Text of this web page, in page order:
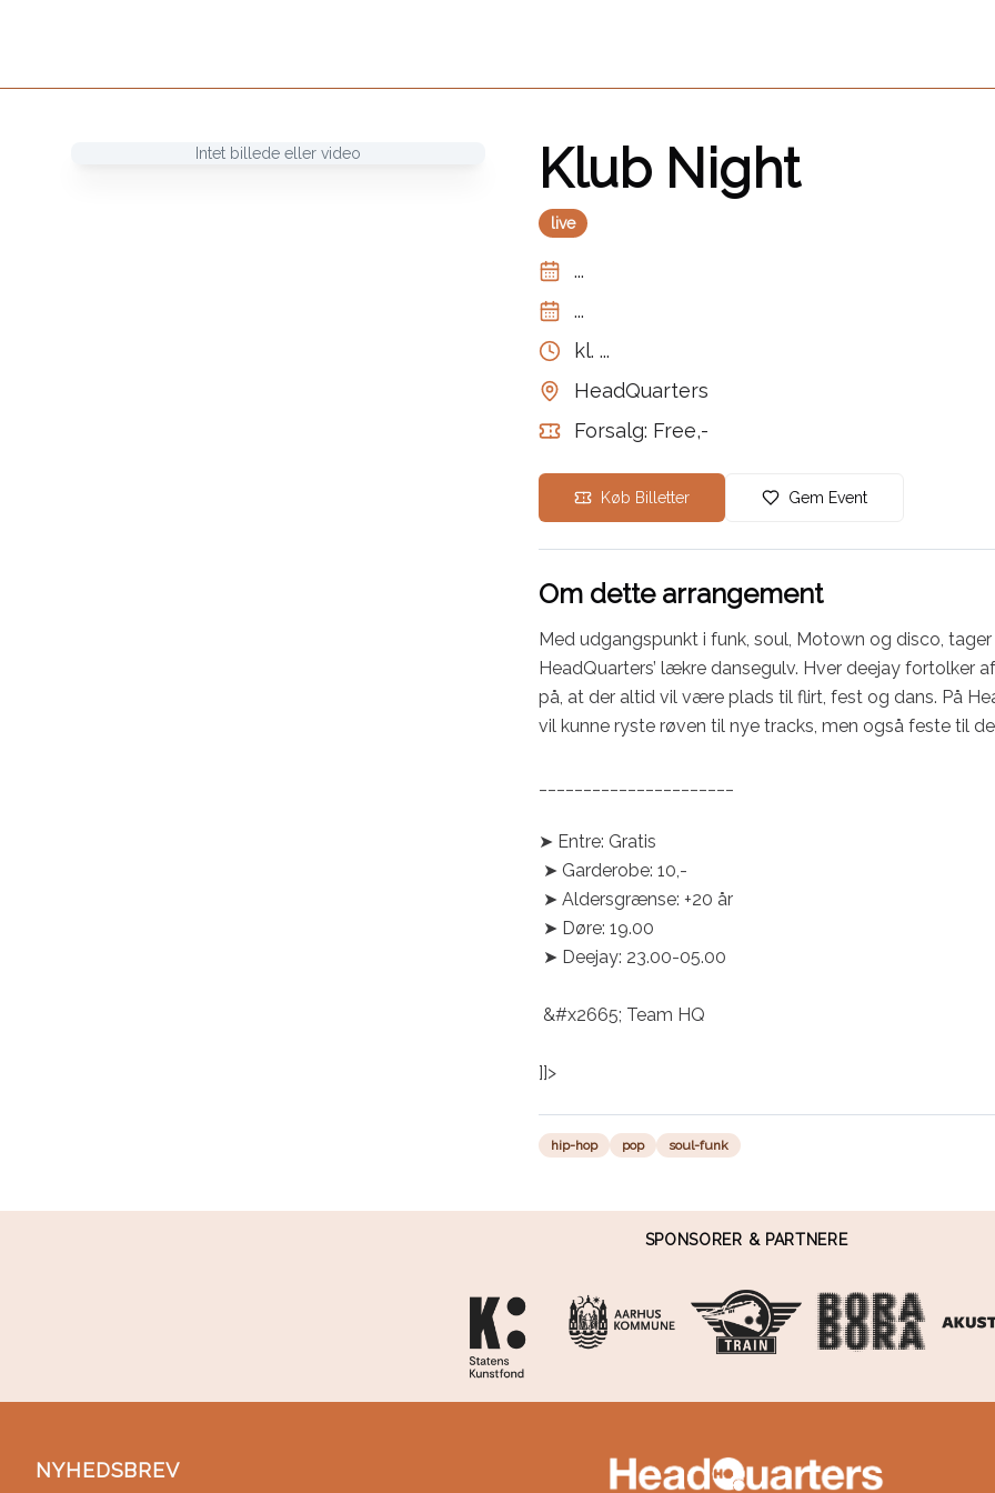
Intet billede eller video Klub Night
live
...
...
kl....
HeadQuarters
Forsalg: Free,-
Køb Billetter Gem Event
Om dette arrangement
Med udgangspunkt i funk, soul, Motown og disco,
HeadQuarters’ lækre dansegulv. Hver deejay fortolker
på, at der altid vil være plads til flirt, fest og dans. På
vil kunne ryste røven til nye tracks, men også feste til
➤ Entre: Gratis
]]>
hip-hop pop soul-funk
SPONSORER & PARTNERE
NYHEDSBREV